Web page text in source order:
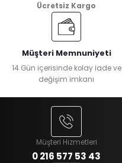
Ücretsiz Kargo
Müşteri Memnuniyeti
14 Gün içerisinde kolay iade ve
değişim imkanı
Müşteri Hizmetleri
0 216 577 53 43